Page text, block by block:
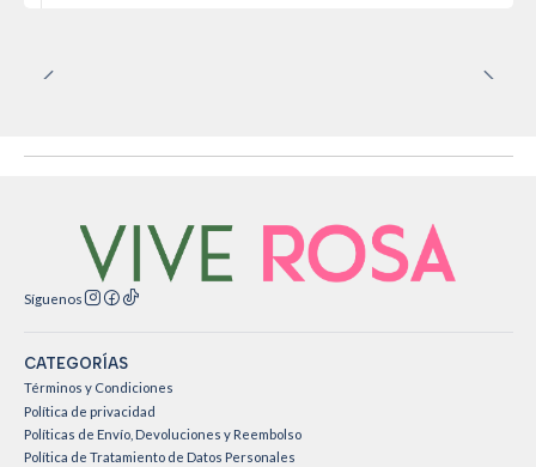
Síguenos
CATEGORÍAS
Términos y Condiciones
Política de privacidad
Políticas de Envío, Devoluciones y Reembolso
Política de Tratamiento de Datos Personales